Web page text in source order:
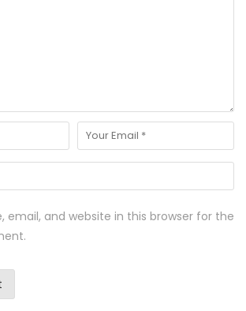
email, and website in this browser for the